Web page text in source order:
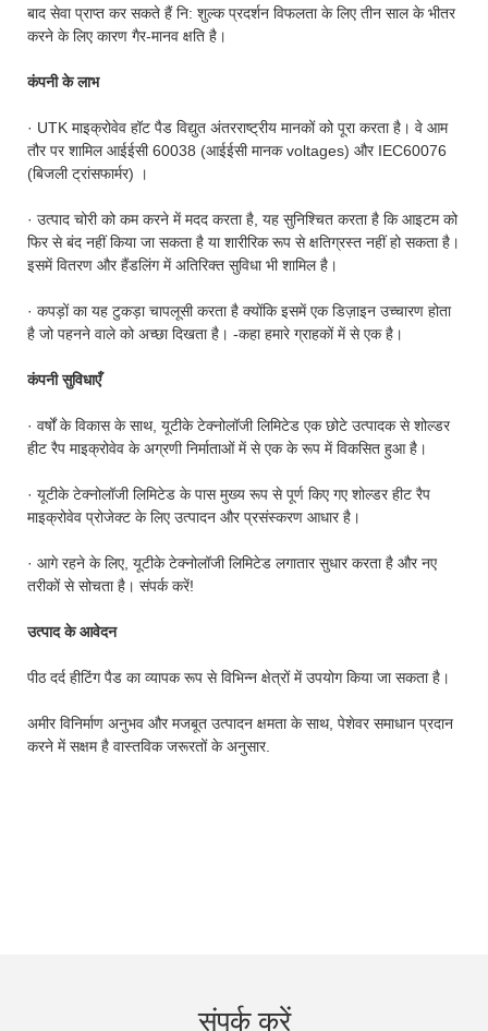
बाद सेवा प्राप्त कर सकते हैं नि: शुल्क प्रदर्शन विफलता के लिए तीन साल के भीतर
करने के लिए कारण गैर-मानव क्षति है।
कंपनी के लाभ
· UTK माइक्रोवेव हॉट ​​पैड विद्युत अंतरराष्ट्रीय मानकों को पूरा करता है। वे आम
तौर पर शामिल आईईसी 60038 (आईईसी मानक voltages) और IEC60076
(बिजली ट्रांसफार्मर) ।
· उत्पाद चोरी को कम करने में मदद करता है, यह सुनिश्चित करता है कि आइटम को
फिर से बंद नहीं किया जा सकता है या शारीरिक रूप से क्षतिग्रस्त नहीं हो सकता है।
इसमें वितरण और हैंडलिंग में अतिरिक्त सुविधा भी शामिल है।
· कपड़ों का यह टुकड़ा चापलूसी करता है क्योंकि इसमें एक डिज़ाइन उच्चारण होता
है जो पहनने वाले को अच्छा दिखता है। -कहा हमारे ग्राहकों में से एक है।
कंपनी सुविधाएँ
· वर्षों के विकास के साथ, यूटीके टेक्नोलॉजी लिमिटेड एक छोटे उत्पादक से शोल्डर
हीट रैप माइक्रोवेव के अग्रणी निर्माताओं में से एक के रूप में विकसित हुआ है।
· यूटीके टेक्नोलॉजी लिमिटेड के पास मुख्य रूप से पूर्ण किए गए शोल्डर हीट रैप
माइक्रोवेव प्रोजेक्ट के लिए उत्पादन और प्रसंस्करण आधार है।
· आगे रहने के लिए, यूटीके टेक्नोलॉजी लिमिटेड लगातार सुधार करता है और नए
तरीकों से सोचता है। संपर्क करें!
उत्पाद के आवेदन
पीठ दर्द हीटिंग पैड का व्यापक रूप से विभिन्न क्षेत्रों में उपयोग किया जा सकता है।
अमीर विनिर्माण अनुभव और मजबूत उत्पादन क्षमता के साथ, पेशेवर समाधान प्रदान
करने में सक्षम है वास्तविक जरूरतों के अनुसार.
संपर्क करें